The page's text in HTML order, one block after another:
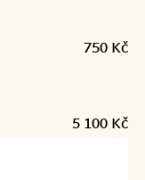
750 Kč
5 100 Kč